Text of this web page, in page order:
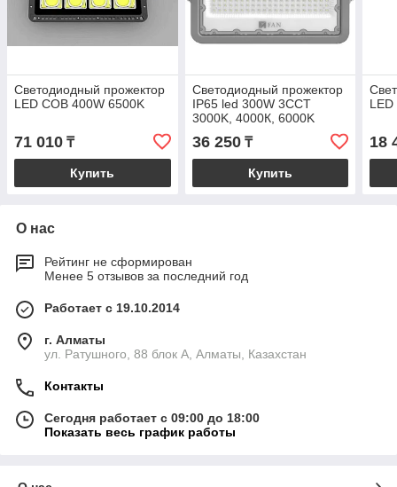
Светодиодный прожектор
LED COB 400W 6500K
71 010 ₸
Купить
Светодиодный прожектор
IP65 led 300W 3CCT
3000K, 4000К, 6000K
36 250₸
Купить
18
О нас
Рейтинг не сформирован
Менее 5 отзывов за последний год
Работает с 19.10.2014
г. Алматы
ул. Ратушного, 88 блок A, Алматы, Казахстан
Контакты
Сегодня работает с 09:00 до 18:00
Показать весь график работы